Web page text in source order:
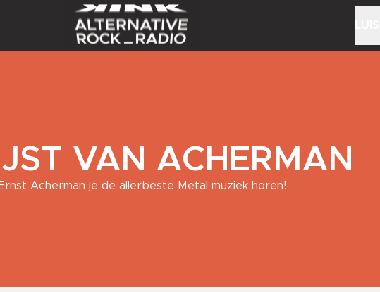
VAN ACHERMAN
Acherman je de allerbeste Metal muziek horen!